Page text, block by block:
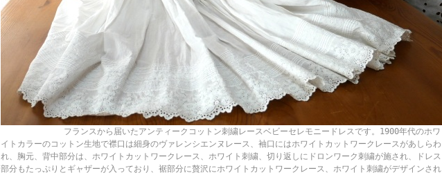
フランスから届いたアンティークコットン刺繍レースベビーセレモニードレスです。1900年代のホワ
イトカラーのコットン生地で襟口は細身のヴァレンシエンヌレース、袖口にはホワイトカットワークレースがあしらわ
れ、胸元、背中部分は、ホワイトカットワークレース、ホワイト刺繍、切り返しにドロンワーク刺繍が施され、ドレス
部分もたっぷりとギャザーが入っており、裾部分に贅沢にホワイトカットワークレース、ホワイト刺繍がデザインされ